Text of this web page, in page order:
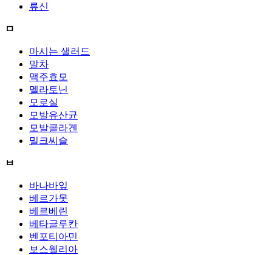
류신
ㅁ
마시는 샐러드
말차
맥주효모
멜라토닌
모로실
모발유산균
모발콜라겐
밀크씨슬
ㅂ
바나바잎
베르가못
베르베린
베타글루칸
벤포티아민
보스웰리아